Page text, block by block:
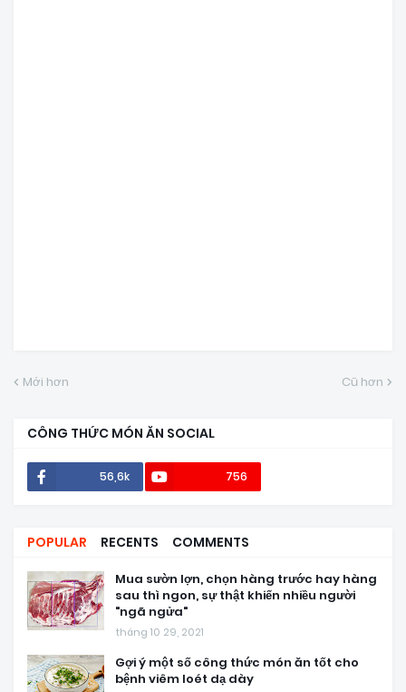
Mới hơn Cũ hơn
CÔNG THỨC MÓN ĂN SOCIAL
56,6k 756
POPULAR RECENTS COMMENTS
Mua sườn lợn, chọn hàng trước hay hàng
sau thì ngon, sự thật khiến nhiều người
"ngã ngửa"
tháng 10 29, 2021
Gợi ý một số công thức món ăn tốt cho
bệnh viêm loét dạ dày